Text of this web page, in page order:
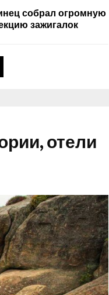
собрал огромную
зажигалок
отели